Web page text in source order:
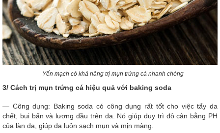
Yến mạch có khả năng trị mụn trứng cá nhanh chóng
3/ Cách trị mụn trứng cá hiệu quả với baking soda
— Công dụng: Baking soda có công dụng rất tốt cho việc tẩy da
chết, bụi bẩn và lượng dầu trên da. Nó giúp duy trì độ cân bằng PH
của làn da, giúp da luôn sạch mụn và mịn màng.